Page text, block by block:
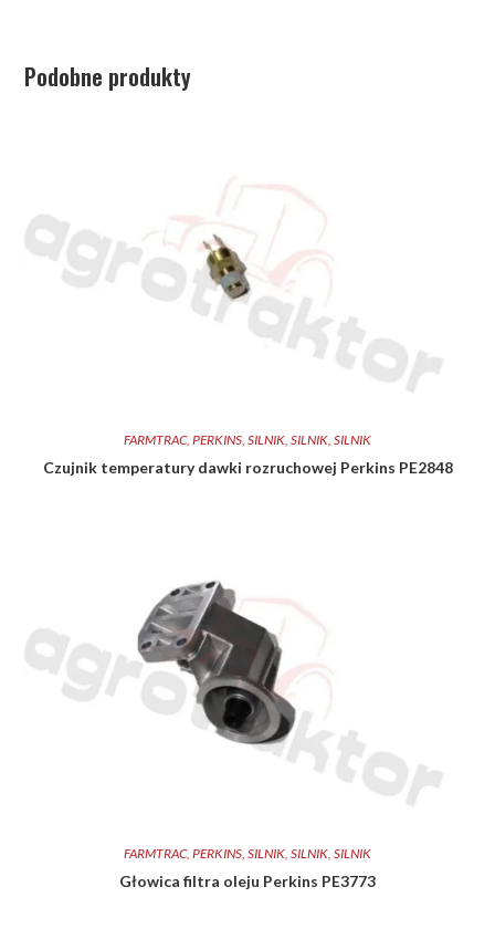
Podobne produkty
FARMTRAC, PERKINS SILNIK SILNIK SILNIK
Czujnik temperatury dawki rozruchowej Perkins PE2848
FARMTRAC, PERKINS SILNIK SILNIK SILNIK
Głowica filtra oleju Perkins PE3773